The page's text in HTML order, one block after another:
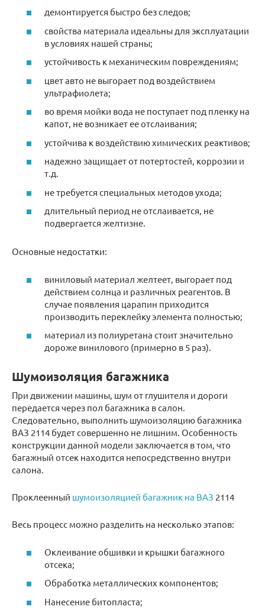
демонтируется быстро без следов;
свойства материала идеальны для эксплуатации
в условиях нашей страны;
устойчивость к механическим повреждениям;
цвет авто не выгорает под воздействием
ультрафиолета;
во время мойки вода не поступает под пленку на
капот, не возникает ее отслаивания;
устойчива к воздействию химических реактивов;
надежно защищает от потертостей, коррозии и
т.д.
не требуется специальных методов ухода;
длительный период не отслаивается, не
подвергается желтизне.
Основные недостатки:
виниловый материал желтеет, выгорает под
действием солнца и различных реагентов. В
случае появления царапин приходится
производить переклейку элемента полностью;
материал из полиуретана стоит значительно
дороже винилового (примерно в 5 раз).
Шумоизоляция багажника
При движении машины, шум от глушителя и дороги
передается через пол багажника в салон.
Следовательно, выполнить шумоизоляцию багажника
ВАЗ 2114 будет совершенно не лишним. Особенность
конструкции данной модели заключается в том, что
багажный отсек находится непосредственно внутри
салона.
Проклеенный шумоизоляцией багажник на ВАЗ 2114
Весь процесс можно разделить на несколько этапов:
Оклеивание обшивки и крышки багажного
отсека;
Обработка металлических компонентов;
Нанесение битопласта;